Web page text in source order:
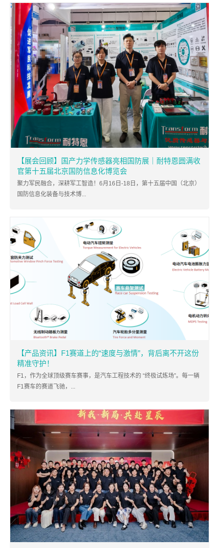
【展会回顾】国产力学传感器亮相国防展｜耐特恩圆满收
官第十五届北京国防信息化博览会
聚力军民融合，深耕军工智造！6月16日-18日，第十五届中国（北京）
国防信息化装备与技术博...
【产品资讯】F1赛道上的“速度与激情”，背后离不开这份
精准守护！
F1，作为全球顶级赛车赛事，是汽车工程技术的 “终极试炼场”。每一辆
F1赛车的赛道飞驰，...